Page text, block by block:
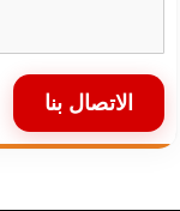
الاتصال بنا